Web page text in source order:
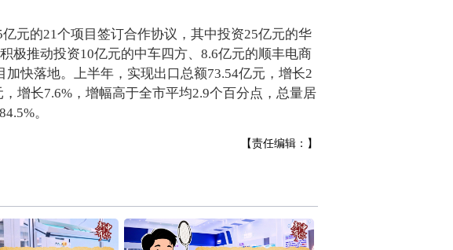
元的21个项目签订合作协议，其中投资25亿元的华
极推动投资10亿元的中车四方、8.6亿元的顺丰电商
快落地。上半年，实现出口总额73.54亿元，增长2
增长7.6%，增幅高于全市平均2.9个百分点，总量居
。
【责任编辑：】